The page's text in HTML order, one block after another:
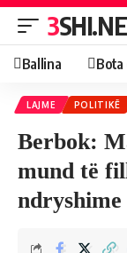
Ballina Bota
LAJME POLITIKË
Berbok:
mund të
ndryshime